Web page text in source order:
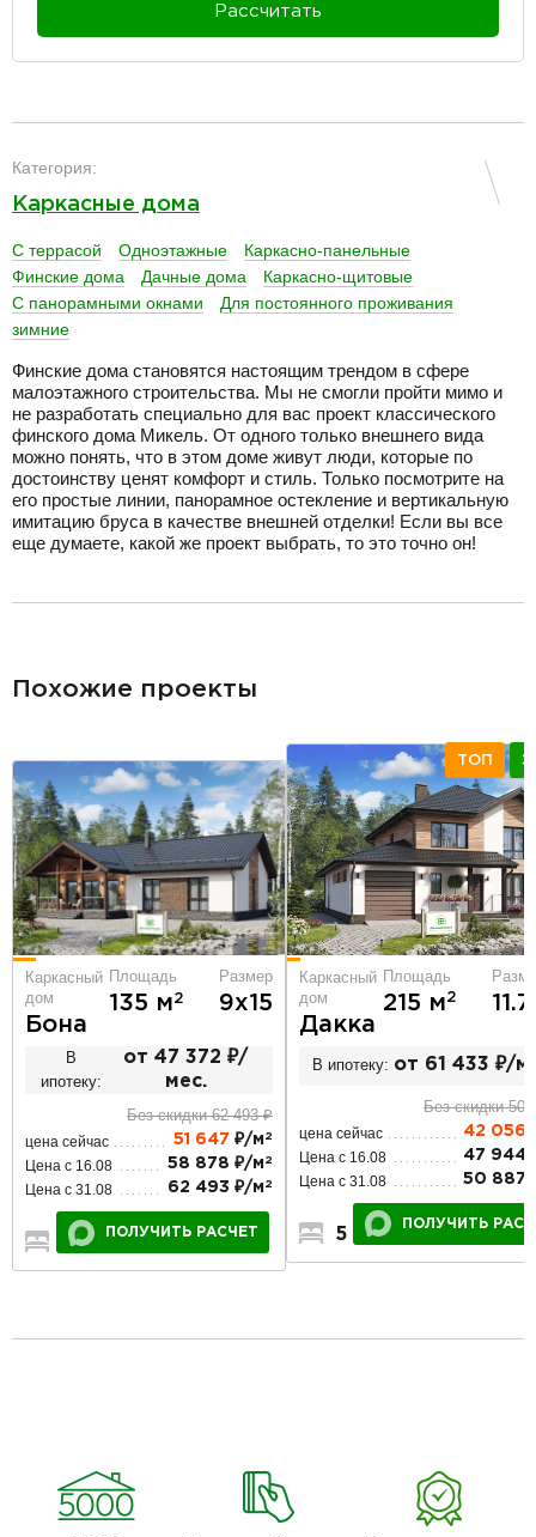
Рассчитать
Категория:
Каркасные дома
С террасой Одноэтажные
Каркасно-панельные
Финские дома
Дачные дома
Каркасно-щитовые
С панорамными окнами
Для постоянного проживания
зимние
Финские дома становятся настоящим трендом в сфере
малоэтажного строительства. Мы не смогли пройти мимо и
не разработать специально для вас проект классического
финского дома Микель. От одного только внешнего вида
можно понять, что в этом доме живут люди, которые по
достоинству ценят комфорт и стиль. Только посмотрите на
его простые линии, панорамное остекление и вертикальную
имитацию бруса в качестве внешней отделки! Если вы все
еще думаете, какой же проект выбрать, то это точно он!
Похожие проекты
Каркасный
дом
Бона
Площадь
135 м2
Размер
9х15
В
ипотеку:
от 47 372 ₽/
мес.
Без скидки 62 493 ₽
цена сейчас 51 647 ₽/м 2
Цена с 16.08 58 878 ₽/м 2
Цена с 31.08 62 493 ₽/м 2
3
ПОЛУЧИТЬ РАСЧЕТ
ТОП
Каркасный
дом
Дакка
Площадь
215 м2
В ипотеку: от 61 433 ₽/
Без скидки 50
цена сейчас 42 056
Цена с 16.08 47 944
Цена с 31.08 50 887
5
ПОЛУЧИТЬ